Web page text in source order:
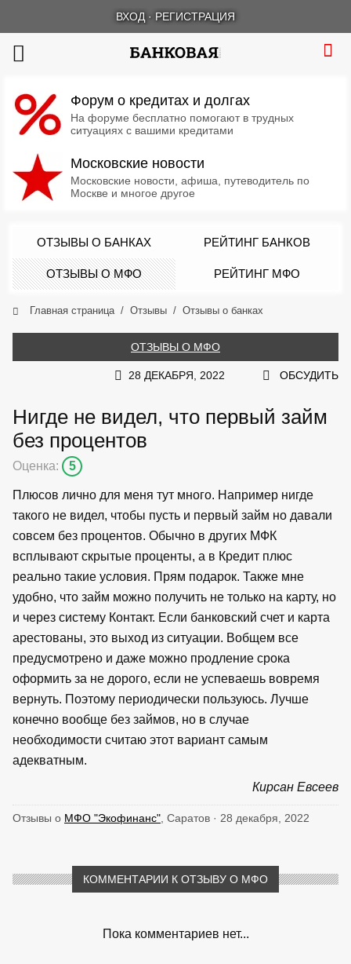
ВХОД · РЕГИСТРАЦИЯ
Форум о кредитах и долгах
На форуме бесплатно помогают в трудных
ситуациях с вашими кредитами
Московские новости
Московские новости, афиша, путеводитель по
Москве и многое другое
ОТЗЫВЫ О БАНКАХ РЕЙТИНГ БАНКОВ
ОТЗЫВЫ О МФО РЕЙТИНГ МФО
Главная страница Отзывы Отзывы о банках
ОТЗЫВЫ О МФО
28 ДЕКАБРЯ, 2022 ОБСУДИТЬ
Нигде не видел, что первый займ
без процентов
Оценка: 5
Плюсов лично для меня тут много. Например нигде
такого не видел, чтобы пусть и первый займ но давали
совсем без процентов. Обычно в других МФК
всплывают скрытые проценты, а в Кредит плюс
реально такие условия. Прям подарок. Также мне
удобно, что займ можно получить не только на карту, но
и через систему Контакт. Если банковский счет и карта
арестованы, это выход из ситуации. Вобщем все
предусмотрено и даже можно продление срока
оформить за не дорого, если не успеваешь вовремя
вернуть. Поэтому периодически пользуюсь. Лучше
конечно вообще без займов, но в случае
необходимости считаю этот вариант самым
адекватным.
Кирсан Евсеев
Отзывы о МФО "Экофинанс" , Саратов · 28 декабря, 2022
КОММЕНТАРИИ К ОТЗЫВУ О МФО
Пока комментариев нет...